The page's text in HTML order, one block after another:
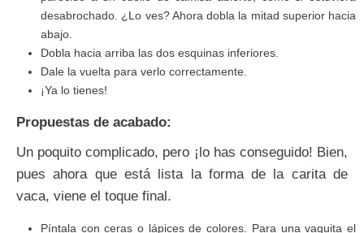
desabrochado. ¿Lo ves? Ahora dobla la mitad superior hacia
abajo.
Dobla hacia arriba las dos esquinas inferiores.
Dale la vuelta para verlo correctamente.
¡Ya lo tienes!
Propuestas de acabado:
Un poquito complicado, pero ¡lo has conseguido! Bien,
pues ahora que está lista la forma de la carita de
vaca, viene el toque final.
Píntala con ceras o lápices de colores. Para una vaquita el